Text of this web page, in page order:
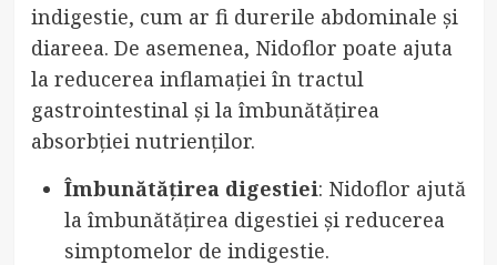
indigestie, cum ar fi durerile abdominale și
diareea. De asemenea, Nidoflor poate ajuta
la reducerea inflamației în tractul
gastrointestinal și la îmbunătățirea
absorbției nutrienților.
Îmbunătățirea digestiei: Nidoflor ajută
la îmbunătățirea digestiei și reducerea
simptomelor de indigestie.